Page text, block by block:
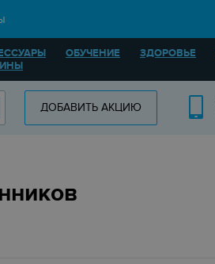
ОБУЧЕНИЕ ЗДОРОВЬЕ
ДОБАВИТЬ АКЦИЮ